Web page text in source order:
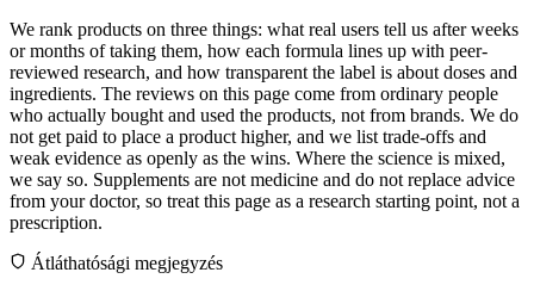
We rank products on three things: what real users tell us after weeks
or months of taking them, how each formula lines up with peer-
reviewed research, and how transparent the label is about doses and
ingredients. The reviews on this page come from ordinary people
who actually bought and used the products, not from brands. We do
not get paid to place a product higher, and we list trade-offs and
weak evidence as openly as the wins. Where the science is mixed,
we say so. Supplements are not medicine and do not replace advice
from your doctor, so treat this page as a research starting point, not a
prescription.
Átláthatósági megjegyzés